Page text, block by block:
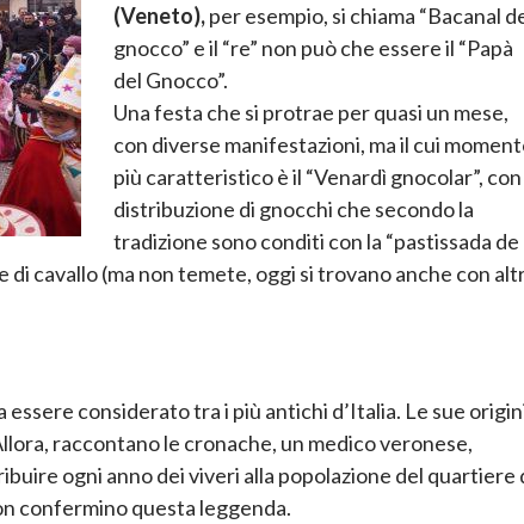
(Veneto),per esempio, si chiama “Bacanal
gnocco” e il “re” non può che essere il “Papà
del Gnocco”.
Una festa che si protrae per quasi un mese,
con diverse manifestazioni, ma il cui
più caratteristico è il “Venardì gnocolar”, con
distribuzione di gnocchi che secondo la
tradizione sono conditi con la “pastissada de
di cavallo (ma non temete, oggi si trovano anche con
considerato tra i più antichi d’Italia. Le sue
raccontano le cronache, un medico veronese,
ogni anno dei viveri alla popolazione del quartiere
confermino questa leggenda.